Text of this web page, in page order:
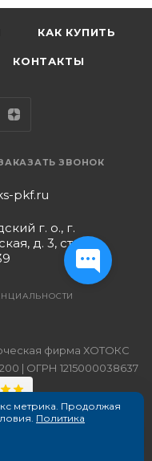
КАК КУПИТЬ
КОНТАКТЫ
ЗВОНОК
pkf.ru
г. о., г.
д. 3, стр. 1,
фирма ХОТОКС
| ОГРН 1215000038637
метрика. Продолжая
Политика